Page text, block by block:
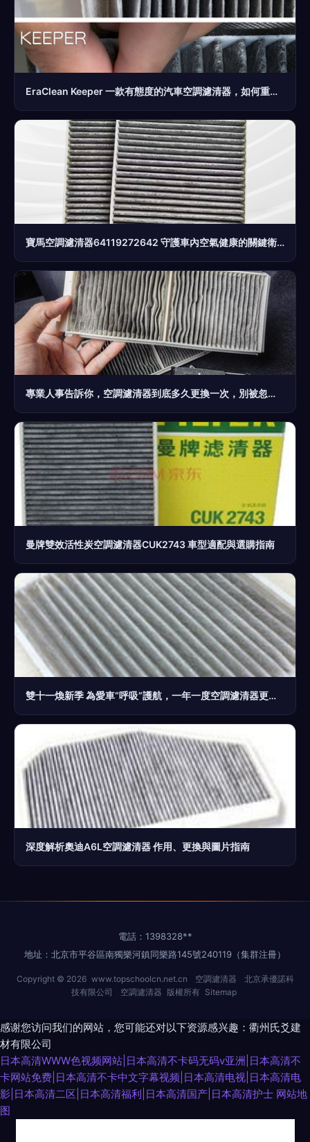
EraClean Keeper 一款有態度的汽車空調濾清器，如何重新定義車內呼吸安全
寶馬空調濾清器64119272642 守護車內空氣健康的關鍵衛士
專業人事告訴你，空調濾清器到底多久更換一次，別被忽悠了！
曼牌雙效活性炭空調濾清器CUK2743 車型適配與選購指南
雙十一煥新季 為愛車“呼吸”護航，一年一度空調濾清器更換指南
深度解析奧迪A6L空調濾清器 作用、更換與圖片指南
電話：1398328**
地址：北京市平谷區南獨樂河鎮同樂路145號240119（集群注冊）
Copyright © 2026 www.topschoolcn.net.cn 空調濾清器
北京承優諾科
技有限公司
空調濾清器 版權所有 Sitemap
感谢您访问我们的网站，您可能还对以下资源感兴趣：衢州氏爻建
材有限公司
日本高清WWW色视频网站|日本高清不卡码无码v亚洲|日本高清不
卡网站免费|日本高清不卡中文字幕视频|日本高清电视|日本高清电
影|日本高清二区|日本高清福利|日本高清国产|日本高清护士 网站地
图